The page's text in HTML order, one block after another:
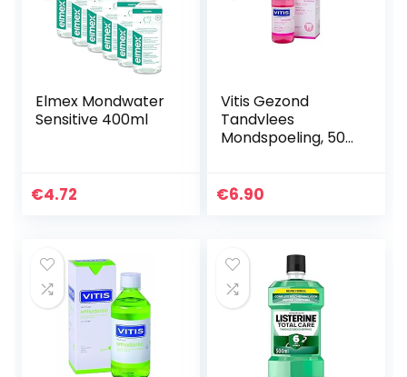
Elmex Mondwater
Sensitive 400ml
€4.72
Vitis Gezond
Tandvlees
Mondspoeling, 500
€6.90